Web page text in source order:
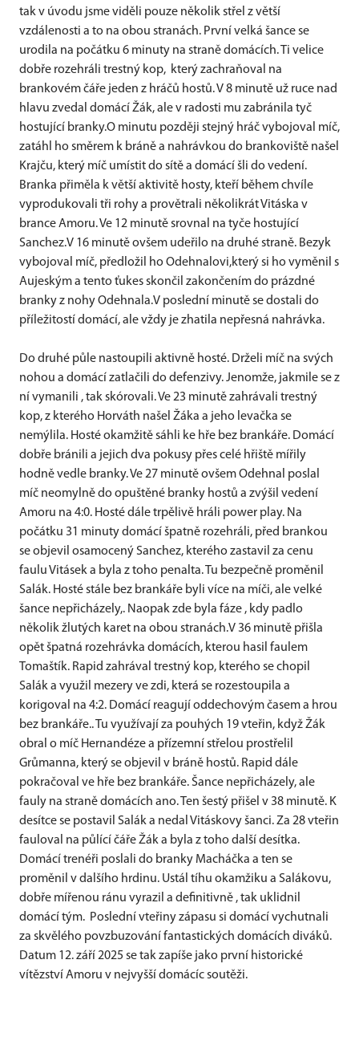
tak v úvodu jsme viděli pouze několik střel z větší
vzdálenosti a to na obou stranách. První velká šance se
urodila na počátku 6 minuty na straně domácích. Ti velice
dobře rozehráli trestný kop, který zachraňoval na
brankovém čáře jeden z hráčů hostů. V 8 minutě už ruce nad
hlavu zvedal domácí Žák, ale v radosti mu zabránila tyč
hostující branky.O minutu později stejný hráč vybojoval míč,
zatáhl ho směrem k bráně a nahrávkou do brankoviště našel
Krajču, který míč umístit do sítě a domácí šli do vedení.
Branka přiměla k větší aktivitě hosty, kteří během chvíle
vyprodukovali tři rohy a provětrali několikrát Vitáska v
brance Amoru. Ve 12 minutě srovnal na tyče hostující
Sanchez.V 16 minutě ovšem udeřilo na druhé straně. Bezyk
vybojoval míč, předložil ho Odehnalovi,který si ho vyměnil s
Aujeským a tento ťukes skončil zakončením do prázdné
branky z nohy Odehnala.V poslední minutě se dostali do
příležitostí domácí, ale vždy je zhatila nepřesná nahrávka.
Do druhé půle nastoupili aktivně hosté. Drželi míč na svých
nohou a domácí zatlačili do defenzivy. Jenomže, jakmile se z
ní vymanili , tak skórovali. Ve 23 minutě zahrávali trestný
kop, z kterého Horváth našel Žáka a jeho levačka se
nemýlila. Hosté okamžitě sáhli ke hře bez brankáře. Domácí
dobře bránili a jejich dva pokusy přes celé hřiště mířily
hodně vedle branky. Ve 27 minutě ovšem Odehnal poslal
míč neomylně do opuštěné branky hostů a zvýšil vedení
Amoru na 4:0. Hosté dále trpělivě hráli power play. Na
počátku 31 minuty domácí špatně rozehráli, před brankou
se objevil osamocený Sanchez, kterého zastavil za cenu
faulu Vitásek a byla z toho penalta. Tu bezpečně proměnil
Salák. Hosté stále bez brankáře byli více na míči, ale velké
šance nepřicházely,. Naopak zde byla fáze , kdy padlo
několik žlutých karet na obou stranách.V 36 minutě přišla
opět špatná rozehrávka domácích, kterou hasil faulem
Tomaštík. Rapid zahrával trestný kop, kterého se chopil
Salák a využil mezery ve zdi, která se rozestoupila a
korigoval na 4:2. Domácí reagují oddechovým časem a hrou
bez brankáře.. Tu využívají za pouhých 19 vteřin, když Žák
obral o míč Hernandéze a přízemní střelou prostřelil
Grůmanna, který se objevil v bráně hostů. Rapid dále
pokračoval ve hře bez brankáře. Šance nepřicházely, ale
fauly na straně domácích ano. Ten šestý přišel v 38 minutě. K
desítce se postavil Salák a nedal Vitáskovy šanci. Za 28 vteřin
fauloval na půlící čáře Žák a byla z toho další desítka.
Domácí trenéři poslali do branky Macháčka a ten se
proměnil v dalšího hrdinu. Ustál tíhu okamžiku a Salákovu,
dobře mířenou ránu vyrazil a definitivně , tak uklidnil
domácí tým. Poslední vteřiny zápasu si domácí vychutnali
za skvělého povzbuzování fantastických domácích diváků.
Datum 12. září 2025 se tak zapíše jako první historické
vítězství Amoru v nejvyšší domácíc soutěži.